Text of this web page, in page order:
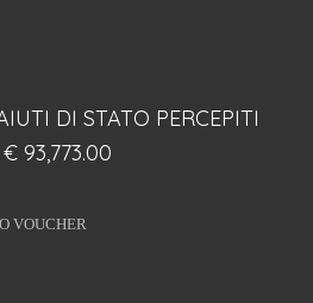
DI STATO PERCEPITI
93,773.00
VOUCHER